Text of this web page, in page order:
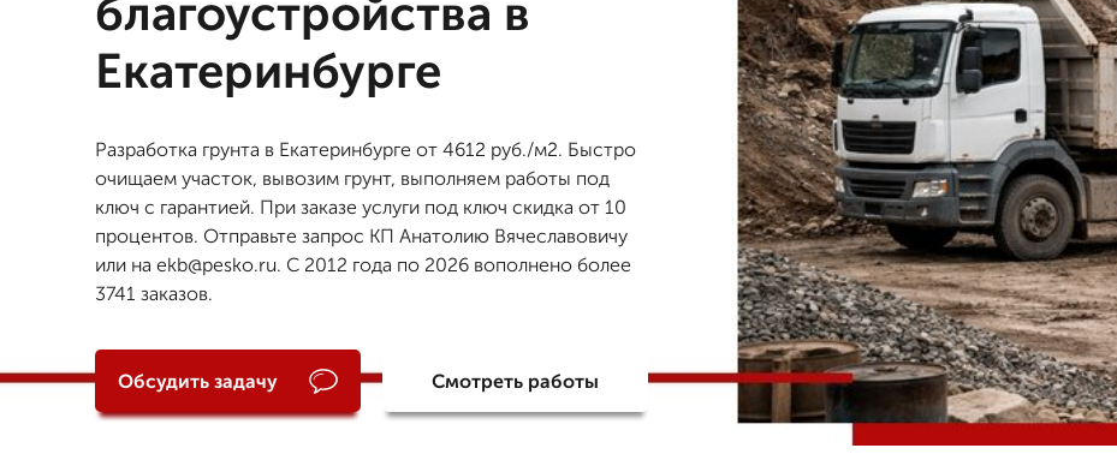
благоустройства в
Екатеринбурге
Разработка грунта в Екатеринбурге от 4612 руб./м2. Быстро
очищаем участок, вывозим грунт, выполняем работы под
ключ с гарантией. При заказе услуги под ключ скидка от 10
процентов. Отправьте запрос КП Анатолию Вячеславовичу
или на ekb@pesko.ru. С 2012 года по 2026 вополнено более
3741 заказов.
Обсудить задачу Смотреть работы